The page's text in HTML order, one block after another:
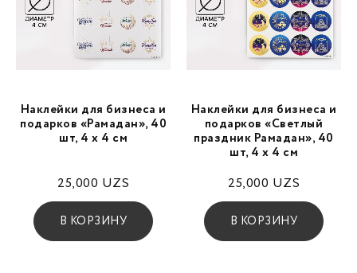
Наклейки для бизнеса и
подарков «Рамадан», 40
шт, 4 х 4 см
25,000 UZS
В КОРЗИНУ
Наклейки для бизнеса и
подарков «Светлый
праздник Рамадан», 40
шт, 4 х 4 см
25,000 UZS
В КОРЗИНУ